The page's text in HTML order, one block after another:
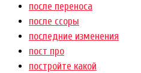
после переноса
после ссоры
последние изменения
пост про
постройте какой